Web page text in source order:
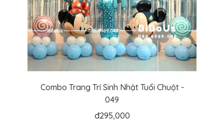
Combo Trang Trí Sinh Nhật Tuổi Chuột -
049
đ295,000